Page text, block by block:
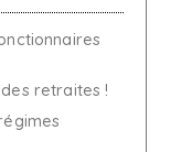
retraites !